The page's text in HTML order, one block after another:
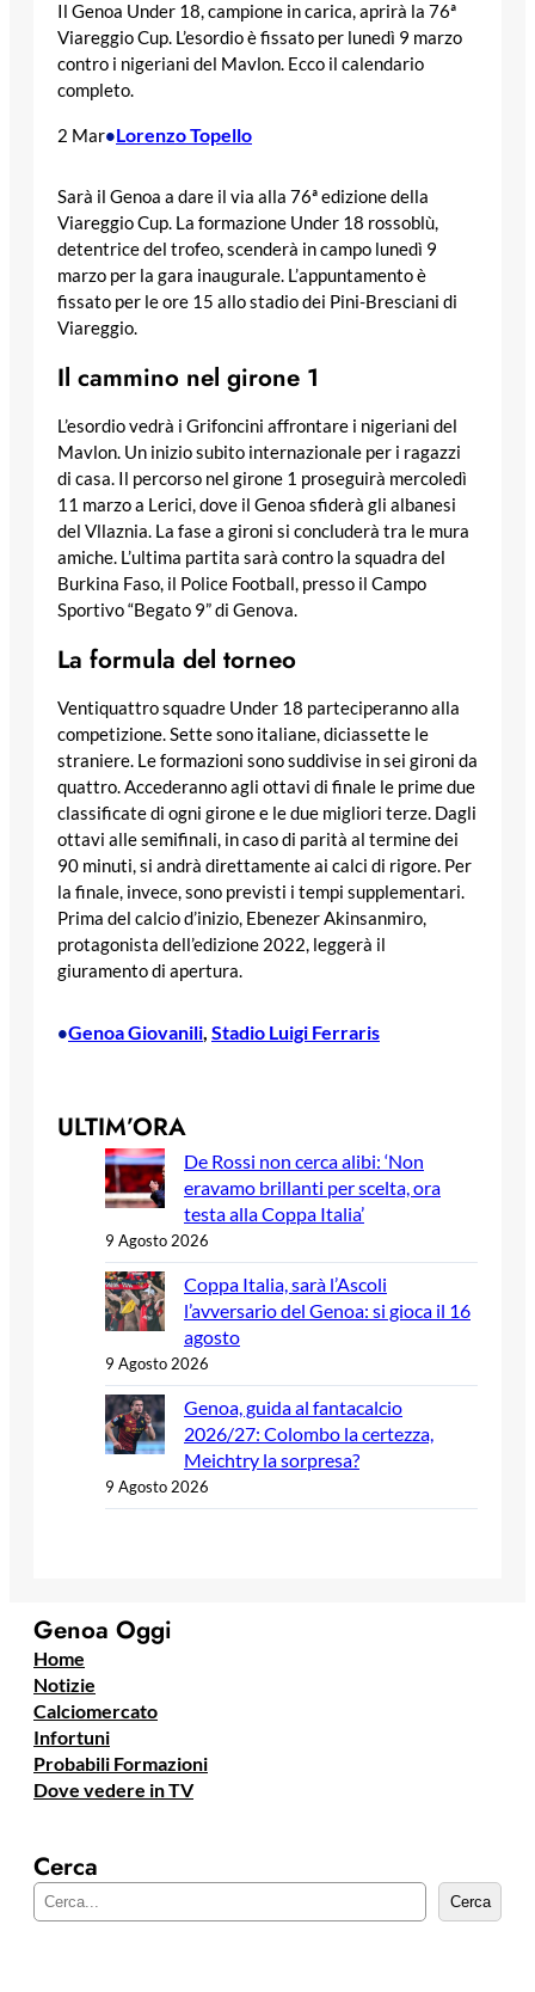
Il Genoa Under 18, campione in carica, aprirà la 76ª
Viareggio Cup. L’esordio è fissato per lunedì 9 marzo
contro i nigeriani del Mavlon. Ecco il calendario
completo.
2 Mar•Lorenzo Topello
Sarà il Genoa a dare il via alla 76ª edizione della
Viareggio Cup. La formazione Under 18 rossoblù,
detentrice del trofeo, scenderà in campo lunedì 9
marzo per la gara inaugurale. L’appuntamento è
fissato per le ore 15 allo stadio dei Pini-Bresciani di
Viareggio.
Il cammino nel girone 1
L’esordio vedrà i Grifoncini affrontare i nigeriani del
Mavlon. Un inizio subito internazionale per i ragazzi
di casa. Il percorso nel girone 1 proseguirà mercoledì
11 marzo a Lerici, dove il Genoa sfiderà gli albanesi
del Vllaznia. La fase a gironi si concluderà tra le mura
amiche. L’ultima partita sarà contro la squadra del
Burkina Faso, il Police Football, presso il Campo
Sportivo “Begato 9” di Genova.
La formula del torneo
Ventiquattro squadre Under 18 parteciperanno alla
competizione. Sette sono italiane, diciassette le
straniere. Le formazioni sono suddivise in sei gironi da
quattro. Accederanno agli ottavi di finale le prime due
classificate di ogni girone e le due migliori terze. Dagli
ottavi alle semifinali, in caso di parità al termine dei
90 minuti, si andrà direttamente ai calci di rigore. Per
la finale, invece, sono previsti i tempi supplementari.
Prima del calcio d’inizio, Ebenezer Akinsanmiro,
protagonista dell’edizione 2022, leggerà il
giuramento di apertura.
•Genoa Giovanili, Stadio Luigi Ferraris
ULTIM’ORA
De Rossi non cerca alibi: ‘Non
eravamo brillanti per scelta, ora
testa alla Coppa Italia’
9 Agosto 2026
Coppa Italia, sarà l’Ascoli
l’avversario del Genoa: si gioca il 16
agosto
9 Agosto 2026
Genoa, guida al fantacalcio
2026/27: Colombo la certezza,
Meichtry la sorpresa?
9 Agosto 2026
Genoa Oggi
Home
Notizie
Calciomercato
Infortuni
Probabili Formazioni
Dove vedere in TV
Cerca
e
Cerca